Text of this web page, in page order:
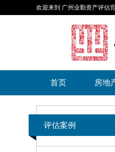
欢迎来到 广州业勤资产评估
首页 房地
评估案例